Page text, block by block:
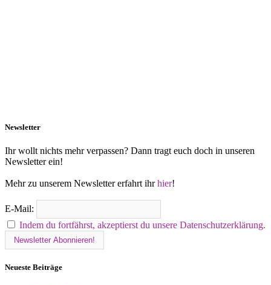
Newsletter
Ihr wollt nichts mehr verpassen? Dann tragt euch doch in unseren
Newsletter ein!
Mehr zu unserem Newsletter erfahrt ihrhier!
E-Mail:
Indem du fortfährst, akzeptierst du unsere Datenschutzerklärung.
Neueste Beiträge